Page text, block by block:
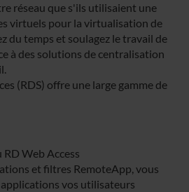
réseau que s'ils utilisaient une
virtuels pour la virtualisation de
du temps et soulagez le travail de
à des solutions de centralisation
(RDS) offre une large gamme de
Web Access
et filtres RemoteApp, vous
vos utilisateurs